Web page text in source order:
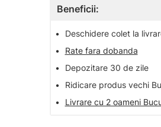
Beneficii:
•
Deschidere colet la
•
Rate fara dobanda
•
Depozitare 30 de zile
•
Ridicare produs vechi
•
Livrare cu 2 oameni